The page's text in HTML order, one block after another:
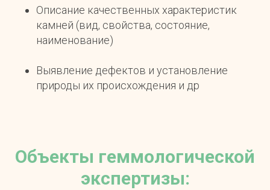
Описание качественных характеристик
камней (вид, свойства, состояние,
наименование)
Выявление дефектов и установление
природы их происхождения и др
Объекты геммологической
экспертизы: